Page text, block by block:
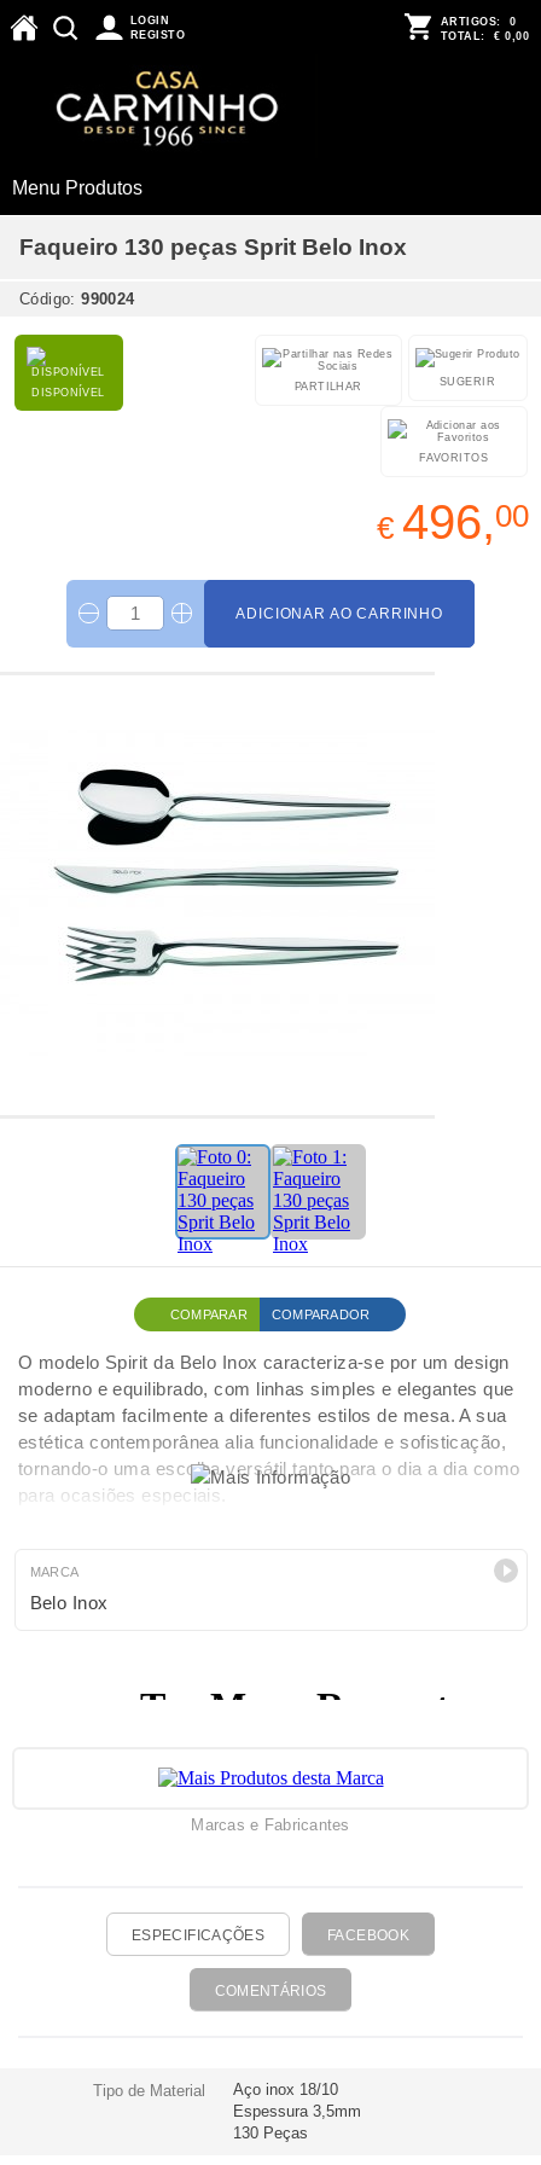
LOGIN
REGISTO
ARTIGOS: 0
TOTAL: € 0,00
Menu Produtos
Faqueiro 130 peças Sprit Belo Inox
Código:990024
DISPONÍVEL
SUGERIR
PARTILHAR
FAVORITOS
€ 496,00
ADICIONAR AO CARRINHO
COMPARAR COMPARADOR
O modelo Spirit da Belo Inox caracteriza-se por um design
moderno e equilibrado, com linhas simples e elegantes que
se adaptam facilmente a diferentes estilos de mesa. A sua
estética contemporânea alia funcionalidade e sofisticação,
tornando-o uma escolha versátil tanto para o dia a dia como
para ocasiões especiais.
MARCA
Belo Inox
Marcas e Fabricantes
ESPECIFICAÇÕES FACEBOOK
COMENTÁRIOS
Tipo de Material
Aço inox 18/10
Espessura 3,5mm
130 Peças